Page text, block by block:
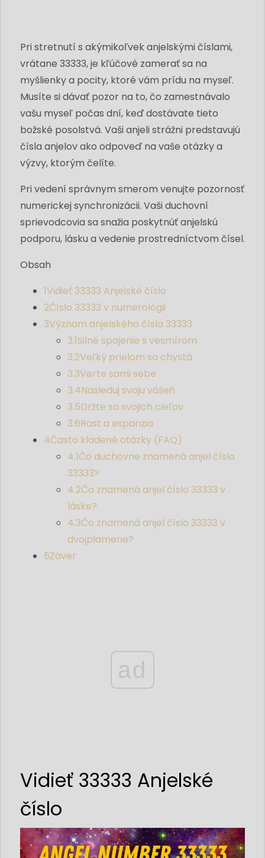
Pri stretnutí s akýmikoľvek anjelskými číslami,
vrátane 33333, je kľúčové zamerať sa na
myšlienky a pocity, ktoré vám prídu na myseľ.
Musíte si dávať pozor na to, čo zamestnávalo
vašu myseľ počas dní, keď dostávate tieto
božské posolstvá. Vaši anjeli strážni predstavujú
čísla anjelov ako odpoveď na vaše otázky a
výzvy, ktorým čelíte.
Pri vedení správnym smerom venujte pozornosť
numerickej synchronizácii. Vaši duchovní
sprievodcovia sa snažia poskytnúť anjelskú
podporu, lásku a vedenie prostredníctvom čísel.
Obsah
1Vidieť 33333 Anjelské číslo
2Číslo 33333 v numerológii
3Význam anjelského čísla 33333
3.1Silné spojenie s vesmírom
3.2Veľký prielom sa chystá
3.3Verte sami sebe
3.4Nasleduj svoju vášeň
3.5Držte sa svojich cieľov
3.6Rast a expanzia
4Často kladené otázky (FAQ)
4.1Čo duchovne znamená anjel číslo
33333?
4.2Čo znamená anjel číslo 33333 v
láske?
4.3Čo znamená anjel číslo 33333 v
dvojplamene?
5Záver
ad
Vidieť 33333 Anjelské
číslo